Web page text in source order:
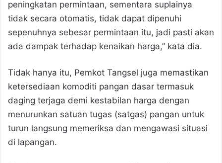
peningkatan permintaan, sementara suplainya
tidak secara otomatis, tidak dapat dipenuhi
sepenuhnya sebesar permintaan itu, jadi pasti akan
ada dampak terhadap kenaikan harga,” kata dia.
Tidak hanya itu, Pemkot Tangsel juga memastikan
ketersediaan komoditi pangan dasar termasuk
daging terjaga demi kestabilan harga dengan
menurunkan satuan tugas (satgas) pangan untuk
turun langsung memeriksa dan mengawasi situasi
di lapangan.